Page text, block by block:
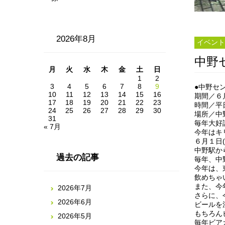
イベント
中野
●中野セ
期間／６
時間／
場所／
毎年大好
今年はキ
６月１
中野駅か
毎年、中
今年は、
飲めちゃ
また、
さらに、
ビール
もちろ
毎年ビア
2026年8月
月 火 水 木 金 土
日
1
2
3
4 5 6 7 8
9
10
11 12 13 14 15
16
17
18 19 20 21 22
23
24
25 26 27 28 29
30
31
« 7月
過去の記事
2026年7月
2026年6月
2026年5月